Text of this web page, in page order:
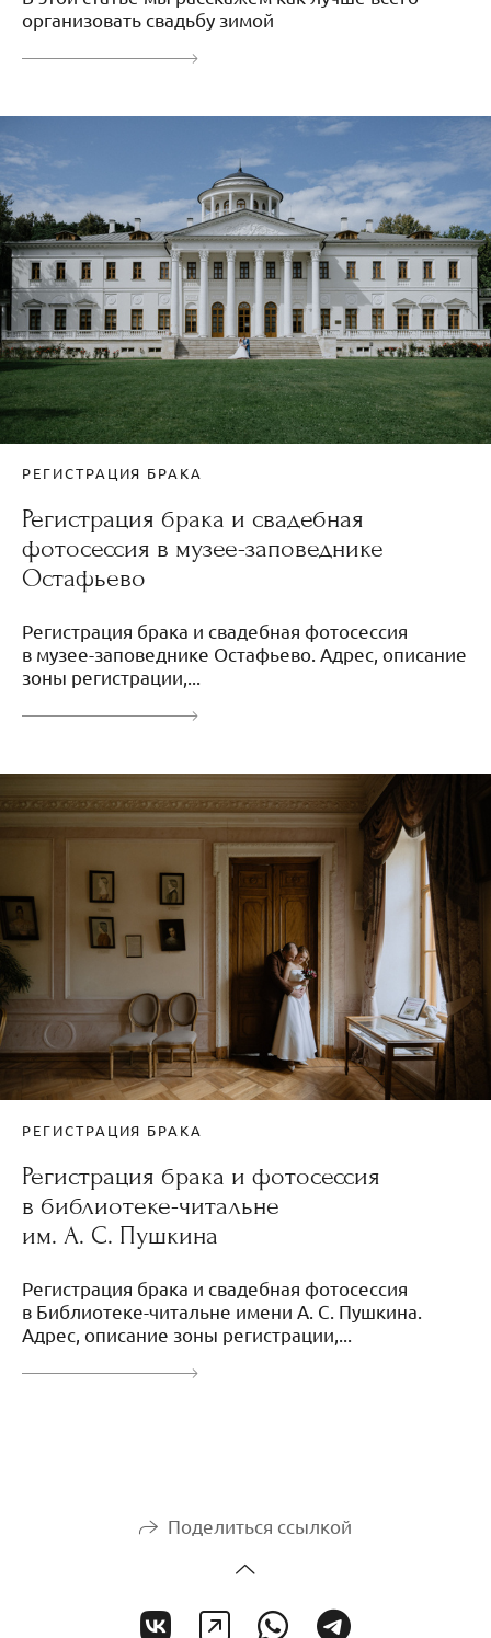
организовать свадьбу зимой
РЕГИСТРАЦИЯ БРАКА
Регистрация брака и свадебная
фотосессия в музее-заповеднике
Остафьево
Регистрация брака и свадебная фотосессия
в музее-заповеднике Остафьево. Адрес, описание
зоны регистрации,...
РЕГИСТРАЦИЯ БРАКА
Регистрация брака и фотосессия
в библиотеке-читальне
им. А. С. Пушкина
Регистрация брака и свадебная фотосессия
в Библиотеке-читальне имени А. С. Пушкина.
Адрес, описание зоны регистрации,...
Поделиться ссылкой